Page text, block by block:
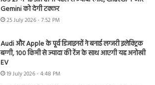
Gemini को देगी टक्कर
25 July 2026 - 7:52 PM
Audi और Apple के पूर्व डिजाइनरों ने बनाई लग्जरी इलेक्ट्रिक
बग्गी, 100 किमी से ज्यादा की रेंज के साथ आएगी यह अनोखी
EV
19 July 2026 - 4:48 PM